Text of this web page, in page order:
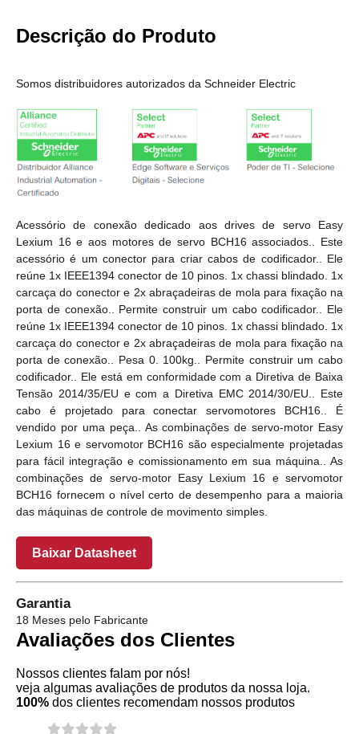
Descrição do Produto
Somos distribuidores autorizados da Schneider Electric
Acessório de conexão dedicado aos drives de servo Easy
Lexium 16 e aos motores de servo BCH16 associados.. Este
acessório é um conector para criar cabos de codificador.. Ele
reúne 1x IEEE1394 conector de 10 pinos. 1x chassi blindado. 1x
carcaça do conector e 2x abraçadeiras de mola para fixação na
porta de conexão.. Permite construir um cabo codificador.. Ele
reúne 1x IEEE1394 conector de 10 pinos. 1x chassi blindado. 1x
carcaça do conector e 2x abraçadeiras de mola para fixação na
porta de conexão.. Pesa 0. 100kg.. Permite construir um cabo
codificador.. Ele está em conformidade com a Diretiva de Baixa
Tensão 2014/35/EU e com a Diretiva EMC 2014/30/EU.. Este
cabo é projetado para conectar servomotores BCH16.. É
vendido por uma peça.. As combinações de servo-motor Easy
Lexium 16 e servomotor BCH16 são especialmente projetadas
para fácil integração e comissionamento em sua máquina.. As
combinações de servo-motor Easy Lexium 16 e servomotor
BCH16 fornecem o nível certo de desempenho para a maioria
das máquinas de controle de movimento simples.
Baixar Datasheet
Garantia
18 Meses pelo Fabricante
Avaliações dos Clientes
Nossos clientes falam por nós!
veja algumas avaliações de produtos da nossa loja.
100% dos clientes recomendam nossos produtos